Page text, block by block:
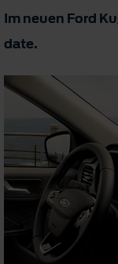
Im neuen Ford
date.